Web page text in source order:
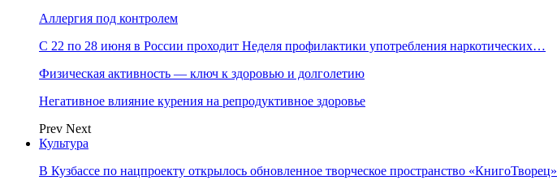
Аллергия под контролем
С 22 по 28 июня в России проходит Неделя профилактики употребления наркотических…
Физическая активность — ключ к здоровью и долголетию
Негативное влияние курения на репродуктивное здоровье
Prev Next
Культура
В Кузбассе по нацпроекту открылось обновленное творческое пространство «КнигоТворец»